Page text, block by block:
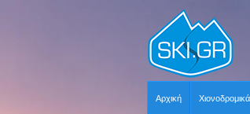
Αρχική Χιονοδρομικά